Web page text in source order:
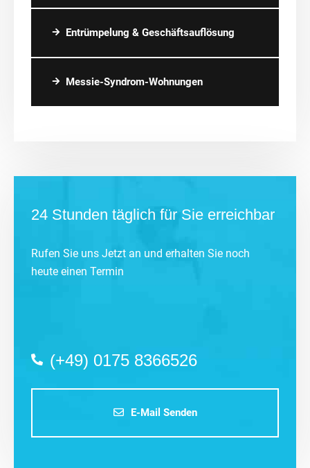
Entrümpelung & Geschäftsauflösung
Messie-Syndrom-Wohnungen
24 Stunden täglich für Sie erreichbar
Rufen Sie uns Jetzt an und erhalten Sie noch
heute einen Termin
(+49) 0175 8366526
E-Mail Senden